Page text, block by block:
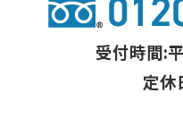
受付時間:
定休